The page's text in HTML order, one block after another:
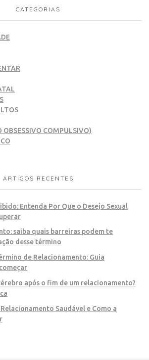
CATEGORIAS
COMPULSIVO)
ARTIGOS RECENTES
Entenda Por Que o Desejo Sexual
saiba quais barreiras podem te
desse término
de Relacionamento: Guia
após o fim de um relacionamento?
Saudável e Como a